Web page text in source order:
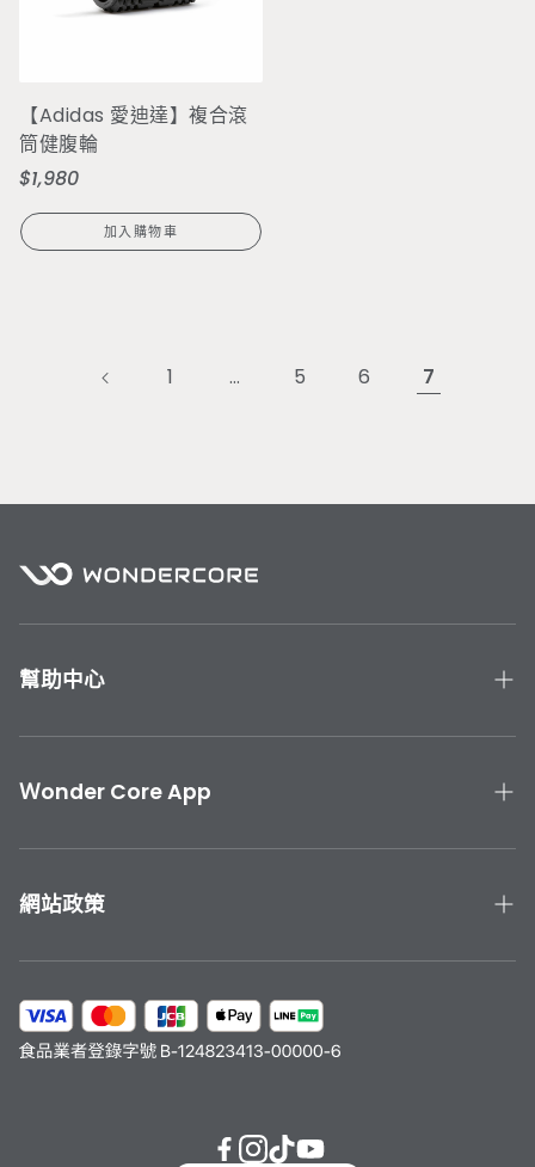
【Adidas 愛迪達】複合滾
筒健腹輪
定
價
$1,980
加入購物車
1 … 5 6 7
幫助中心
產品手冊與教學
聯絡我們
Ｗonder Core App
下載 Wonder Core APP
App Store 下載
網站政策
隱私政策
服務條款
會員計劃